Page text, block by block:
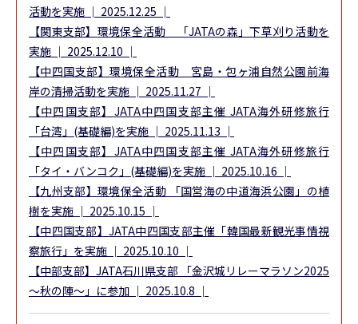
活動を実施 │ 2025.12.25 │
【関東支部】 環境保全活動 「JATAの森」下草刈り活動を
実施 │ 2025.12.10 │
【中四国支部】環境保全活動 宮島・包ヶ浦自然公園前海
岸の清掃活動を実施 │ 2025.11.27 │
【中四国支部】 JATA中四国支部主催 JATA海外研修旅行
「台湾」(基礎編)を実施 │ 2025.11.13 │
【中四国支部】 JATA中四国支部主催 JATA海外研修旅行
「タイ・バンコク」(基礎編)を実施 │ 2025.10.16 │
【九州支部】環境保全活動 「国営海の中道海浜公園」の植
樹を実施 │ 2025.10.15 │
【中四国支部】JATA中四国支部主催「韓国最新観光事情視
察旅行」を実施 │ 2025.10.10 │
【中部支部】 JATA石川県支部 「金沢城リレーマラソン2025
～秋の陣～」に参加 │ 2025.10.8 │